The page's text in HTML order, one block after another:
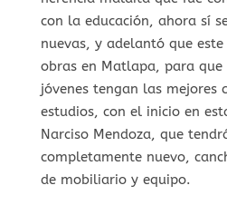
con la educación, ahora sí
nuevas, y adelantó que
obras en Matlapa, para
jóvenes tengan las mejores
estudios, con el inicio en
Narciso Mendoza, que
completamente nuevo,
de mobiliario y equipo.